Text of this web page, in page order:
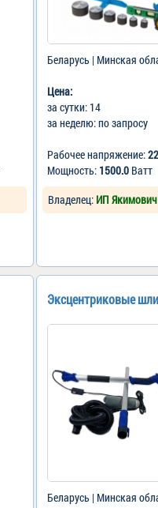
Беларусь | Минская
Цена:
за сутки: 14
за неделю: по запросу
Рабочее напряжение:
Мощность: 1500.0Ватт
Владелец: ИП
Эксцентриковые
Беларусь | Минская